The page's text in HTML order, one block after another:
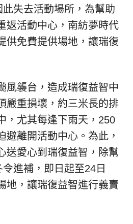
失去活動場所，為幫助
返活動中心，南紡夢時代
供免費提供場地，讓瑞復
風襲台，造成瑞復益智中
嚴重損壞，約三米長的排
，尤其每逢下雨天，250
避離開活動中心。為此，
送愛心到瑞復益智，除幫
進補，即日起至24日
地，讓瑞復益智進行義賣